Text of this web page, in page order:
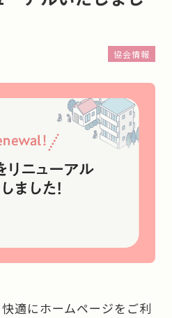
協会情報
適にホームページをご利